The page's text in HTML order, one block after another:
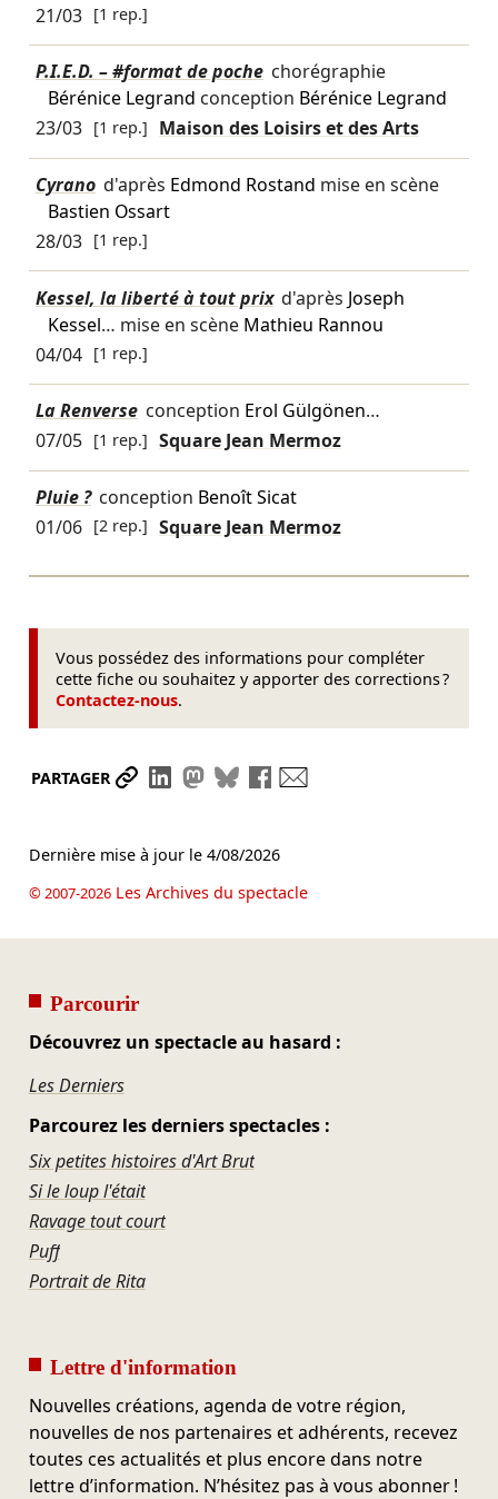
21/03 [1 rep.]
P.I.E.D. – #format de poche chorégraphie
Bérénice Legrand conception Bérénice Legrand
23/03 [1 rep.] Maison des Loisirs et des Arts
Cyrano d'après Edmond Rostand mise en scène
Bastien Ossart
28/03 [1 rep.]
Kessel, la liberté à tout prix d'après Joseph
Kessel… mise en scène Mathieu Rannou
04/04 [1 rep.]
La Renverse conception Erol Gülgönen…
07/05 [1 rep.] Square Jean Mermoz
Pluie ? conception Benoît Sicat
01/06 [2 rep.] Square Jean Mermoz
Vous possédez des informations pour compléter
cette fiche ou souhaitez y apporter des corrections ?
Contactez-nous.
PARTAGER Partager le lien
Partager sur LinkedIn
Partager sur Mastodon
Partager sur Bluesky
Partager sur Facebook
Dernière mise à jour le 4/08/2026
© 2007-2026Les Archives du spectacle
Parcourir
Découvrez un spectacle au hasard :
Les Derniers
Parcourez les derniers spectacles :
Six petites histoires d'Art Brut
Si le loup l'était
Ravage tout court
Puff
Portrait de Rita
Lettre d'information
Nouvelles créations, agenda de votre région,
nouvelles de nos partenaires et adhérents, recevez
toutes ces actualités et plus encore dans notre
lettre d’information. N’hésitez pas à vous abonner !